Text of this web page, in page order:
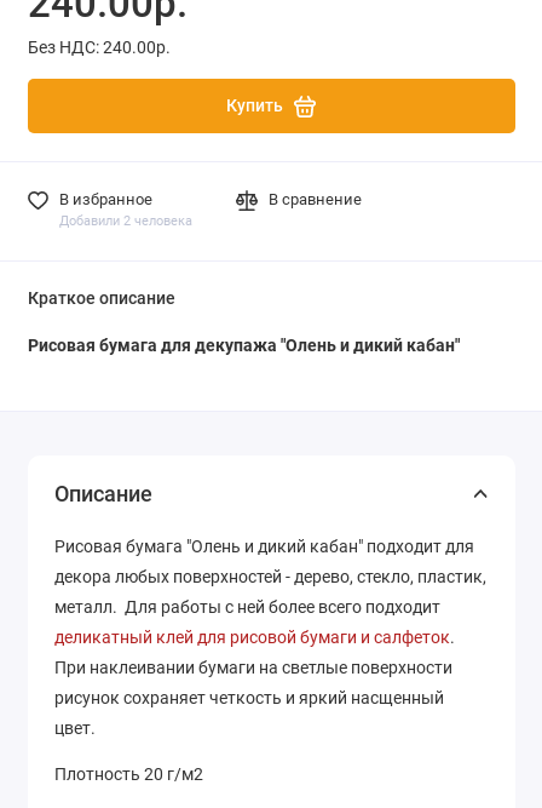
Без НДС: 240.00р.
Купить
В избранное
Добавили 2 человека
В сравнение
Краткое описание
Рисовая бумага для декупажа "Олень и дикий кабан"
Описание
Рисовая бумага "Олень и дикий кабан" подходит для
декора любых поверхностей - дерево, стекло, пластик,
металл. Для работы с ней более всего подходит
деликатный клей для рисовой бумаги и салфеток.
При наклеивании бумаги на светлые поверхности
рисунок сохраняет четкость и яркий насщенный
цвет.
Плотность 20 г/м2